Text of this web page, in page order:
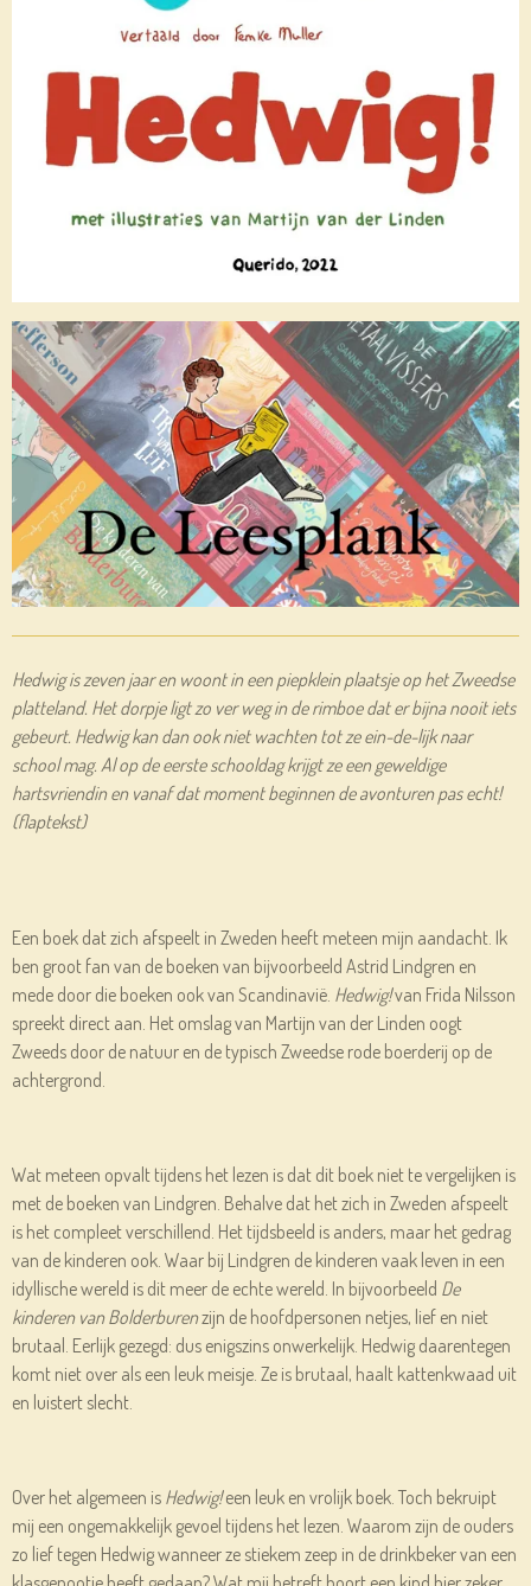
Hedwig is zeven jaar en woont in een piepklein plaatsje op het Zweedse
platteland. Het dorpje ligt zo ver weg in de rimboe dat er bijna nooit iets
gebeurt. Hedwig kan dan ook niet wachten tot ze ein-de-lijk naar
school mag. Al op de eerste schooldag krijgt ze een geweldige
hartsvriendin en vanaf dat moment beginnen de avonturen pas echt!
(flaptekst)
Een boek dat zich afspeelt in Zweden heeft meteen mijn aandacht. Ik
ben groot fan van de boeken van bijvoorbeeld Astrid Lindgren en
mede door die boeken ook van Scandinavië. Hedwig!van Frida Nilsson
spreekt direct aan. Het omslag van Martijn van der Linden oogt
Zweeds door de natuur en de typisch Zweedse rode boerderij op de
achtergrond.
Wat meteen opvalt tijdens het lezen is dat dit boek niet te vergelijken is
met de boeken van Lindgren. Behalve dat het zich in Zweden afspeelt
is het compleet verschillend. Het tijdsbeeld is anders, maar het gedrag
van de kinderen ook. Waar bij Lindgren de kinderen vaak leven in een
idyllische wereld is dit meer de echte wereld. In bijvoorbeeld De
kinderen van Bolderburenzijn de hoofdpersonen netjes, lief en niet
brutaal. Eerlijk gezegd: dus enigszins onwerkelijk. Hedwig daarentegen
komt niet over als een leuk meisje. Ze is brutaal, haalt kattenkwaad uit
en luistert slecht.
Over het algemeen is Hedwig!een leuk en vrolijk boek. Toch bekruipt
mij een ongemakkelijk gevoel tijdens het lezen. Waarom zijn de ouders
zo lief tegen Hedwig wanneer ze stiekem zeep in de drinkbeker van een